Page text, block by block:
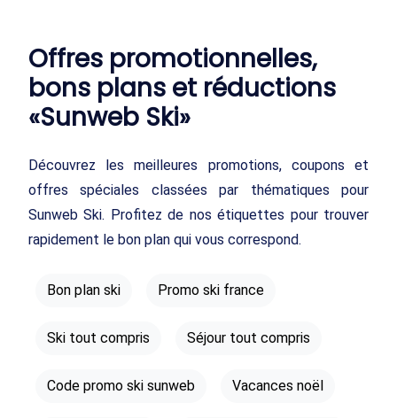
Offres promotionnelles,
bons plans et réductions
«Sunweb Ski»
Découvrez les meilleures promotions, coupons et
offres spéciales classées par thématiques pour
Sunweb Ski. Profitez de nos étiquettes pour trouver
rapidement le bon plan qui vous correspond.
Bon plan ski Promo ski france
Ski tout compris Séjour tout compris
Code promo ski sunweb Vacances noël